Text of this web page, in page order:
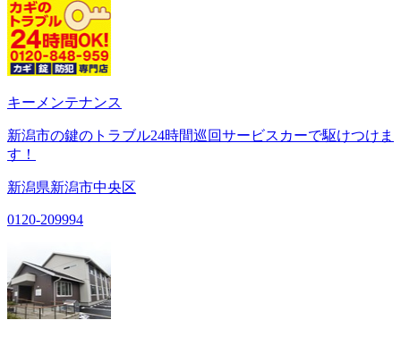
キーメンテナンス
新潟市の鍵のトラブル24時間巡回サービスカーで駆けつけま
す！
新潟県新潟市中央区
0120-209994